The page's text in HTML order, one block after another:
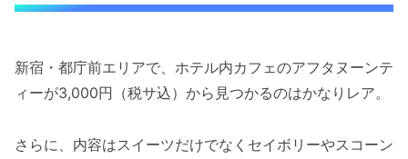
新宿・都庁前エリアで、ホテル内カフェのアフタヌーンテ
ィーが3,000円（税サ込）から見つかるのはかなりレア。
さらに、内容はスイーツだけでなくセイボリーやスコーン